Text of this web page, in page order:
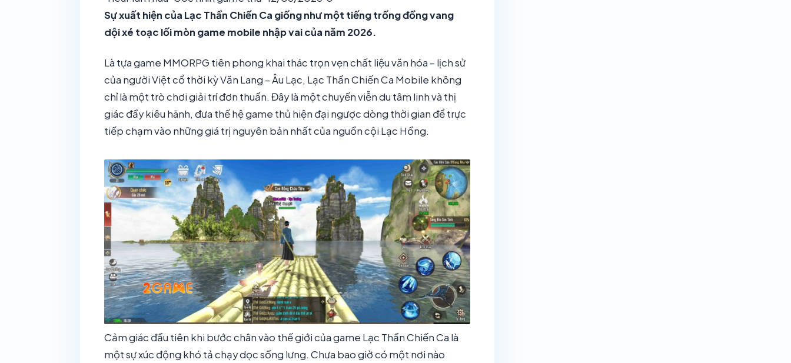
Sự xuất hiện của Lạc Thần Chiến Ca giống như một tiếng trống đồng vang
dội xé toạc lối mòn game mobile nhập vai của năm 2026.
Là tựa game MMORPG tiên phong khai thác trọn vẹn chất liệu văn hóa – lịch sử
của người Việt cổ thời kỳ Văn Lang – Âu Lạc, Lạc Thần Chiến Ca Mobile không
chỉ là một trò chơi giải trí đơn thuần. Đây là một chuyến viễn du tâm linh và thị
giác đầy kiêu hãnh, đưa thế hệ game thủ hiện đại ngược dòng thời gian để trực
tiếp chạm vào những giá trị nguyên bản nhất của nguồn cội Lạc Hồng.
Cảm giác đầu tiên khi bước chân vào thế giới của game Lạc Thần Chiến Ca là
một sự xúc động khó tả chạy dọc sống lưng. Chưa bao giờ có một nơi nào